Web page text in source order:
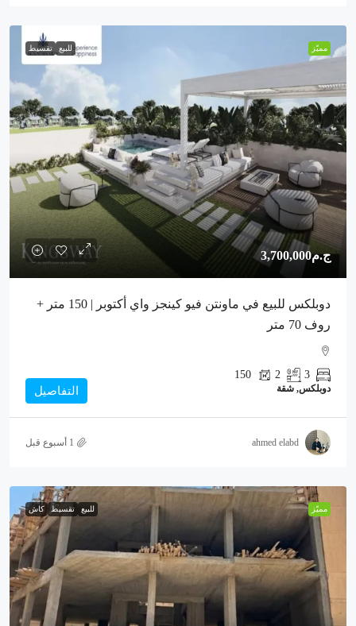
مميّز للبيع تقسيط
ج.م3,700,000
دوبلكس للبيع في ماونتن فيو كينجز واي أكتوبر | 150 متر +
روف 70 متر
3
2
150
دوبلكس, شقة التفاصيل
ahmed elabd
مميّز للبيع تقسيط كاش